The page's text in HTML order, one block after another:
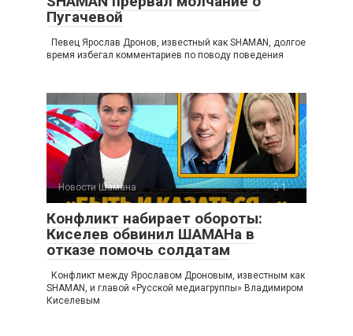
Пугачевой
Певец Ярослав Дронов, известный как SHAMAN, долгое
время избегал комментариев по поводу поведения
Новости Шамана 1
Конфликт набирает обороты:
Киселев обвинил ШАМАНа в
отказе помочь солдатам
Конфликт между Ярославом Дроновым, известным как
SHAMAN, и главой «Русской медиагруппы» Владимиром
Киселевым